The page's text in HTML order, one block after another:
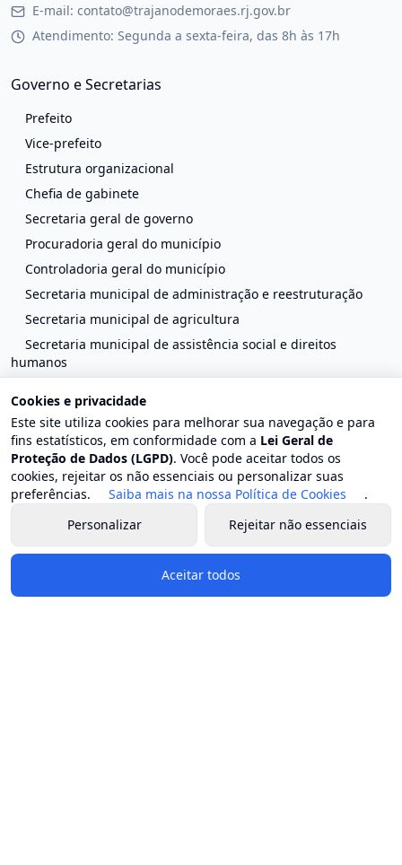
E-mail: contato@trajanodemoraes.rj.gov.br
Atendimento: Segunda a sexta-feira, das 8h às 17h
Governo e Secretarias
Prefeito
Vice-prefeito
Estrutura organizacional
Chefia de gabinete
Secretaria geral de governo
Procuradoria geral do município
Controladoria geral do município
Secretaria municipal de administração e reestruturação
Secretaria municipal de agricultura
Secretaria municipal de assistência social e direitos
humanos
Secretaria municipal de defesa civil
Secretaria municipal de educação
Secretaria municipal de esporte e lazer
Secretaria municipal de estradas e rodovias
Secretaria municipal de fazenda e planejamento
Secretaria municipal de gestão patrimonial
Cookies e privacidade
Este site utiliza cookies para melhorar sua navegação e para
fins estatísticos, em conformidade com a Lei Geral de
Proteção de Dados (LGPD). Você pode aceitar todos os
cookies, rejeitar os não essenciais ou personalizar suas
preferências.
Saiba mais na nossa Política de Cookies
.
Personalizar
Rejeitar não essenciais
Aceitar todos